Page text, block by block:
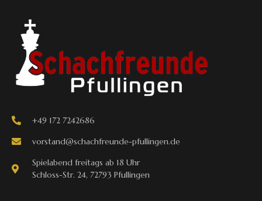
+49 172 7242686
vorstand@schachfreunde-pfullingen.de
Spielabend freitags ab 18 Uhr
Schloss-Str. 24, 72793 Pfullingen